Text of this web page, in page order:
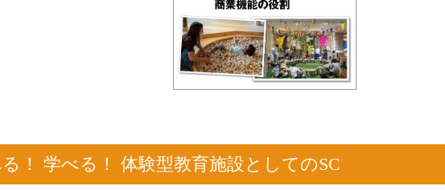
！ 学べる！ 体験型教育施設としてのSC